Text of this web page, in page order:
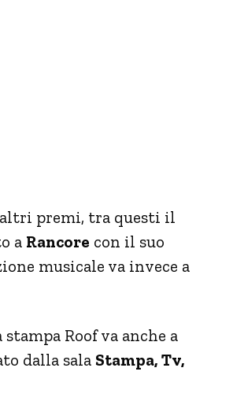
altri premi, tra questi il
a Rancore con il suo
musicale va invece a
stampa Roof va anche a
dalla sala Stampa, Tv,